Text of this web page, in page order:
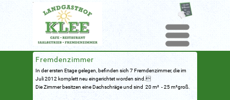
Fremdenzimmer
In der ersten Etage gelegen, befinden sich 7 Fremdenzimmer, die im
Juli 2012 komplett neu eingerichtet worden sind.
Die Zimmer besitzen eine Dachschräge und sind 20 m² - 25 m²groß.